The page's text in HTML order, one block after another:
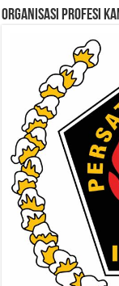
ORGANISASI PROFESI